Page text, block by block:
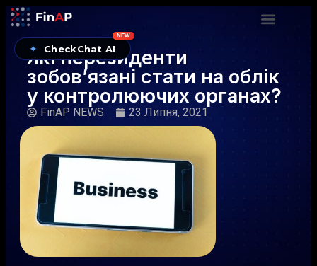
✦ CheckChat AI
NEW
Які нерезиденти
зобов’язані стати на облік
у контролюючих органах?
FinAP NEWS 23 Липня, 2021